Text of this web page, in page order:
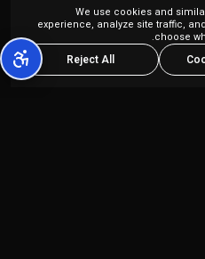
We use cookies and
experience, analyze site traffic,
choose
Reject All